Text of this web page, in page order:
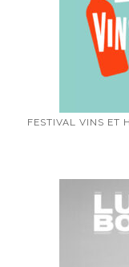
FESTIVAL VINS ET